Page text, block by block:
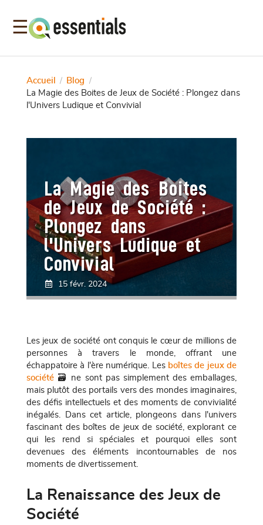
☰
Accueil / Blog /
La Magie des Boites de Jeux de Société : Plongez dans
l'Univers Ludique et Convivial
La Magie des Boites
de Jeux de Société :
Plongez dans
l'Univers Ludique et
Convivial
15 févr. 2024
Les jeux de société ont conquis le cœur de millions de
personnes à travers le monde, offrant une
échappatoire à l'ère numérique. Lesboîtes de jeux de
société 🗃️ ne sont pas simplement des emballages,
mais plutôt des portails vers des mondes imaginaires,
des défis intellectuels et des moments de convivialité
inégalés. Dans cet article, plongeons dans l'univers
fascinant des boîtes de jeux de société, explorant ce
qui les rend si spéciales et pourquoi elles sont
devenues des éléments incontournables de nos
moments de divertissement.
La Renaissance des Jeux de
Société